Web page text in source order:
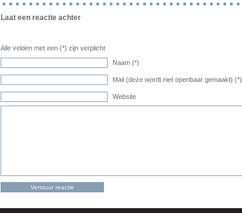
Laat een reactie achter
Alle velden met een (*) zijn verplicht
Naam (*)
Mail (deze wordt niet openbaar gemaakt) (*)
Website